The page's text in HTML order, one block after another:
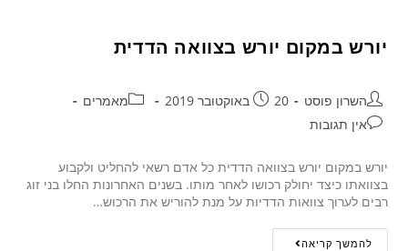
יורש במקום יורש בצוואה הדדית
השרון פוסט 20 באוקטובר 2019
מאמרים
אין תגובות
יורש במקום יורש בצוואה הדדית כל אדם רשאי להחליט ולקבוע
בצוואתו כיצד יחולק רכושו לאחר מותו. בשנים האחרונות החלו בני זוג
רבים לערוך צוואות הדדיות על מנת להוריש את הרכוש…
להמשך קריאה